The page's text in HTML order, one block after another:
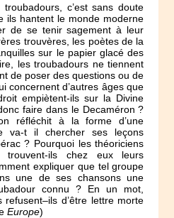
c’est sans doute
ils hantent le monde moderne
de se tenir sagement à leur
trouvères, les poètes de la
sur le papier glacé des
les troubadours ne tiennent
de poser des questions ou de
concernent d’autres âges que
empiètent-ils sur la Divine
faire dans le Decaméron ?
réfléchit à la forme d’une
va-t il chercher ses leçons
? Pourquoi les théoriciens
ils chez eux leurs
expliquer que tel groupe
une de ses chansons une
connu ? En un mot,
d’être lettre morte
Europe)